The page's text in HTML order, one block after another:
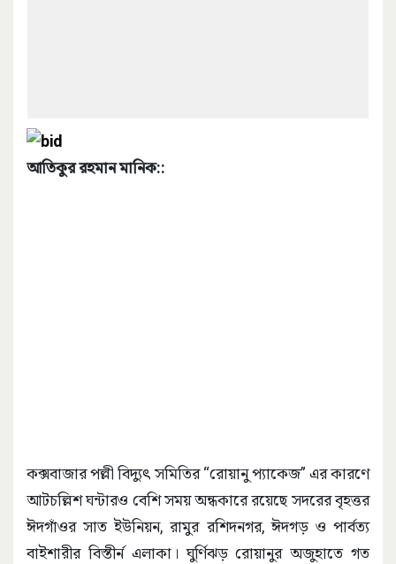
আতিকুর রহমান মানিক::
কক্সবাজার পল্লী বিদ্যুৎ সমিতির “রোয়ানু প্যাকেজ” এর কারণে
আটচল্লিশ ঘন্টারও বেশি সময় অন্ধকারে রয়েছে সদরের বৃহত্তর
ঈদগাঁওর সাত ইউনিয়ন, রামুর রশিদনগর, ঈদগড় ও পার্বত্য
বাইশারীর বিস্তীর্ন এলাকা। ঘুর্ণিঝড় রোয়ানুর অজুহাতে গত